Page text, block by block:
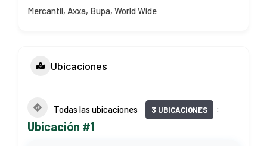
Mercantil, Axxa, Bupa, World Wide
Ubicaciones
Todas las ubicaciones 3 UBICACIONES
Ubicación #1